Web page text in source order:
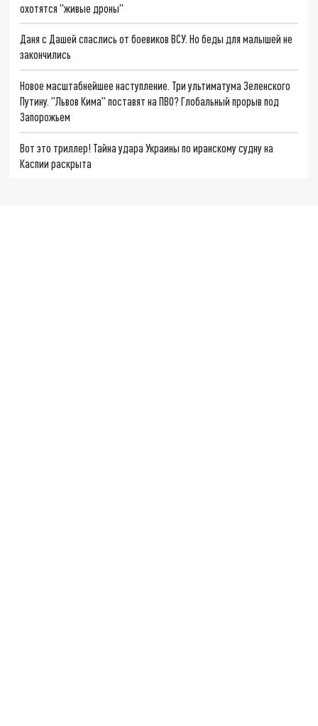
охотятся "живые дроны"
Даня с Дашей спаслись от боевиков ВСУ. Но беды для малышей не
закончились
Новое масштабнейшее наступление. Три ультиматума Зеленского
Путину. "Львов Кима" поставят на ПВО? Глобальный прорыв под
Запорожьем
Вот это триллер! Тайна удара Украины по иранскому судну на
Каспии раскрыта